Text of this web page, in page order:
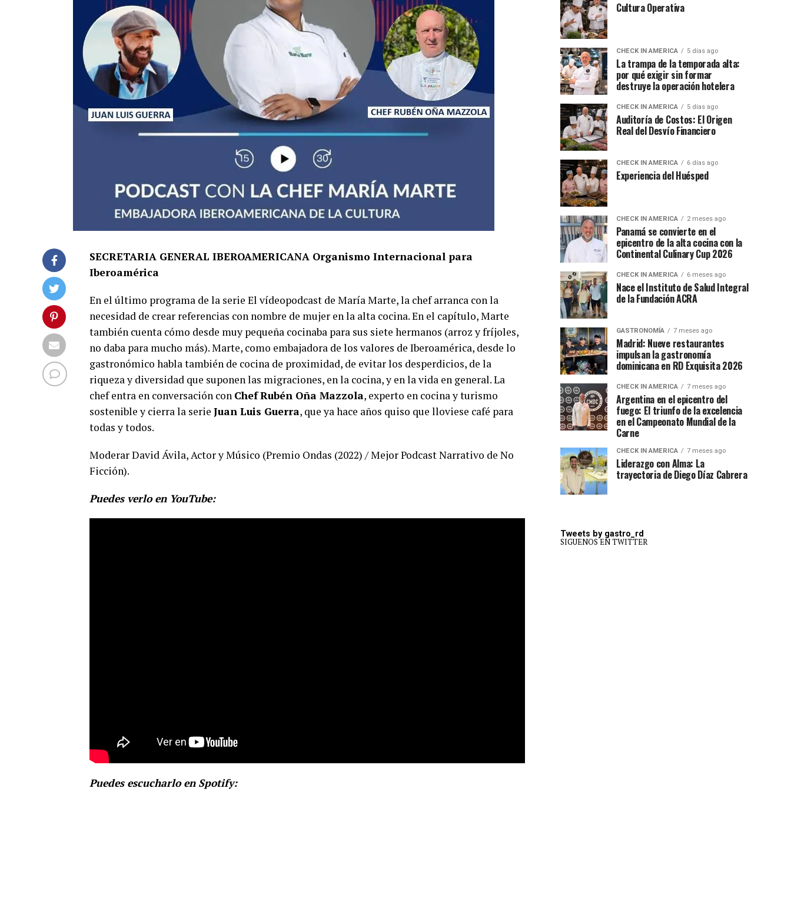
SECRETARIA GENERAL IBEROAMERICANA Organismo Internacional para
Iberoamérica
En el último programa de la serie El vídeopodcast de María Marte, la chef arranca con la
necesidad de crear referencias con nombre de mujer en la alta cocina. En el capítulo, Marte
también cuenta cómo desde muy pequeña cocinaba para sus siete hermanos (arroz y fríjoles,
no daba para mucho más). Marte, como embajadora de los valores de Iberoamérica, desde lo
gastronómico habla también de cocina de proximidad, de evitar los desperdicios, de la
riqueza y diversidad que suponen las migraciones, en la cocina, y en la vida en general. La
chef entra en conversación con ChefRubén Oña Mazzola, experto en cocina y turismo
sostenible y cierra la serie Juan Luis Guerra, que ya hace años quiso que lloviese café para
todas y todos.
Moderar David Ávila, Actor y Músico (Premio Ondas (2022) / Mejor Podcast Narrativo de No
Ficción).
Puedes verlo en YouTube:
Puedes escucharlo en Spotify:
Cultura Operativa
CHECK IN AMERICA 5 días ago
La trampa de la temporada alta:
por qué exigir sin formar
destruye la operación hotelera
CHECK IN AMERICA 5 días ago
Auditoría de Costos: El Origen
Real del Desvío Financiero
CHECK IN AMERICA 6 días ago
Experiencia del Huésped
CHECK IN AMERICA 2 meses ago
Panamá se convierte en el
epicentro de la alta cocina con la
Continental Culinary Cup 2026
CHECK IN AMERICA 6 meses ago
Nace el Instituto de Salud Integral
de la Fundación ACRA
GASTRONOMÍA 7 meses ago
Madrid: Nueve restaurantes
impulsan la gastronomía
dominicana en RD Exquisita 2026
CHECK IN AMERICA 7 meses ago
Argentina en el epicentro del
fuego: El triunfo de la excelencia
en el Campeonato Mundial de la
Carne
CHECK IN AMERICA 7 meses ago
Liderazgo con Alma: La
trayectoria de Diego Díaz Cabrera
Tweets by gastro_rd
SIGUENOS EN TWITTER